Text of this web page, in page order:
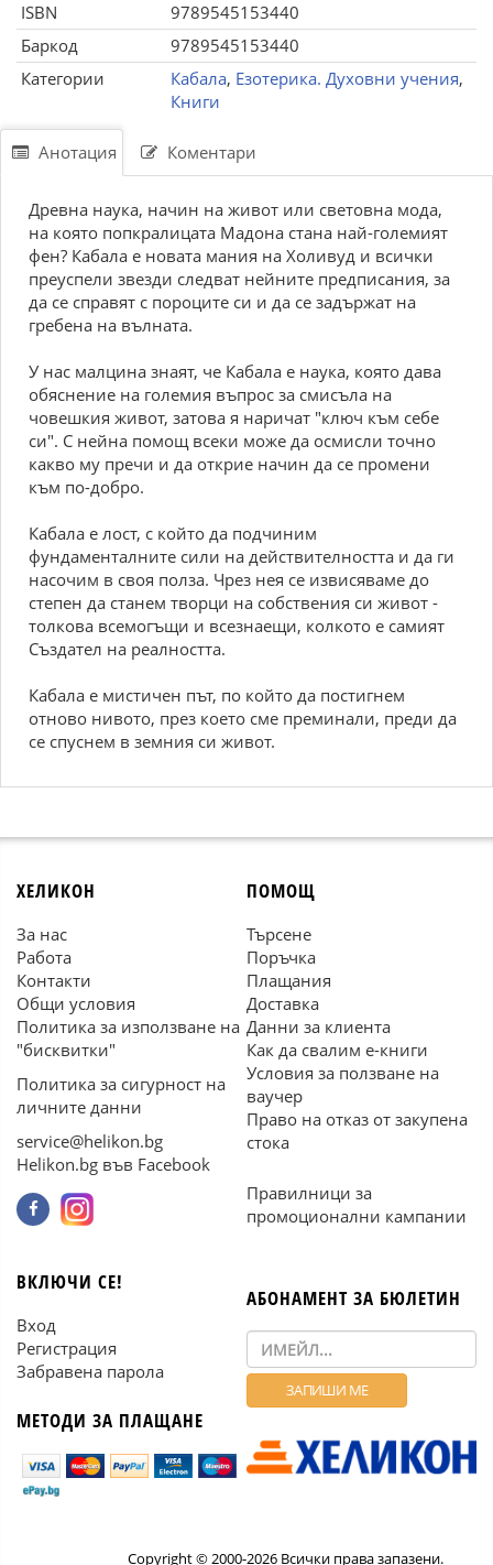
ISBN
9789545153440
Баркод
9789545153440
Категории
Кабала, Езотерика. Духовни учения,
Книги
Анотация Коментари
Древна наука, начин на живот или световна мода,
на която попкралицата Мадона стана най-големият
фен? Кабала е новата мания на Холивуд и всички
преуспели звезди следват нейните предписания, за
да се справят с пороците си и да се задържат на
гребена на вълната.
У нас малцина знаят, че Кабала е наука, която дава
обяснение на големия въпрос за смисъла на
човешкия живот, затова я наричат "ключ към себе
си". С нейна помощ всеки може да осмисли точно
какво му пречи и да открие начин да се промени
към по-добро.
Кабала е лост, с който да подчиним
фундаменталните сили на действителността и да ги
насочим в своя полза. Чрез нея се извисяваме до
степен да станем творци на собствения си живот -
толкова всемогъщи и всезнаещи, колкото е самият
Създател на реалността.
Кабала е мистичен път, по който да постигнем
отново нивото, през което сме преминали, преди да
се спуснем в земния си живот.
ХЕЛИКОН
За нас
Работа
Контакти
Общи условия
Политика за използване на
"бисквитки"
Политика за сигурност на
личните данни
service@helikon.bg
Helikon.bg във Facebook
ПОМОЩ
Търсене
Поръчка
Плащания
Доставка
Данни за клиента
Как да свалим е-книги
Условия за ползване на
ваучер
Право на отказ от закупена
стока
Правилници за
промоционални кампании
ВКЛЮЧИ СЕ!
Вход
Регистрация
Забравена парола
МЕТОДИ ЗА ПЛАЩАНЕ
АБОНАМЕНТ ЗА БЮЛЕТИН
Copyright © 2000-2026 Всички права запазени.